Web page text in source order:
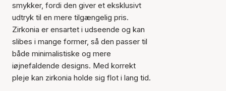
smykker, fordi den giver et eksklusivt
udtryk til en mere tilgængelig pris.
Zirkonia er ensartet i udseende og kan
slibes i mange former, så den passer til
både minimalistiske og mere
iøjnefaldende designs. Med korrekt
pleje kan zirkonia holde sig flot i lang tid.